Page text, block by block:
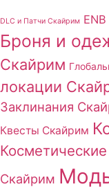
DLC и Патчи Скайрим
Броня и
Скайрим
локации
Заклинания
Квесты Скайрим
Скайрим